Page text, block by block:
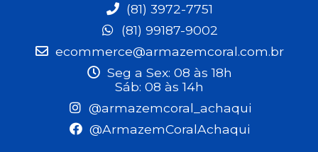
(81) 3972-7751
(81) 99187-9002
ecommerce@armazemcoral.com.br
Seg a Sex: 08 às 18h
Sáb: 08 às 14h
@armazemcoral_achaqui
@ArmazemCoralAchaqui